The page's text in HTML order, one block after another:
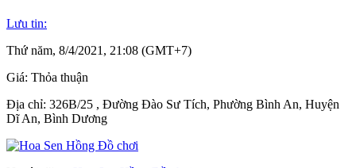
Lưu tin:
Thứ năm, 8/4/2021, 21:08 (GMT+7)
Giá: Thỏa thuận
Địa chỉ: 326B/25 , Đường Đào Sư Tích, Phường Bình An, Huyện
Dĩ An, Bình Dương